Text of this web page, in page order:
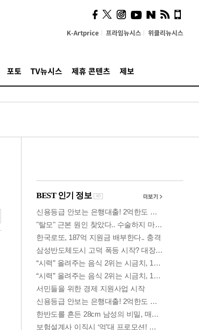
K-Artprice 프라임뉴시스 위클리뉴시스
포토 TV뉴시스 제휴 콘텐츠 제보
사이 해답 찾았죠"…알을
깨고 나온 '초자아'